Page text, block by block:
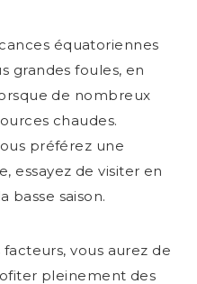
équatoriennes
grandes foules, en
de nombreux
chaudes.
préférez une
essayez de visiter en
basse saison.
vous aurez de
pleinement des